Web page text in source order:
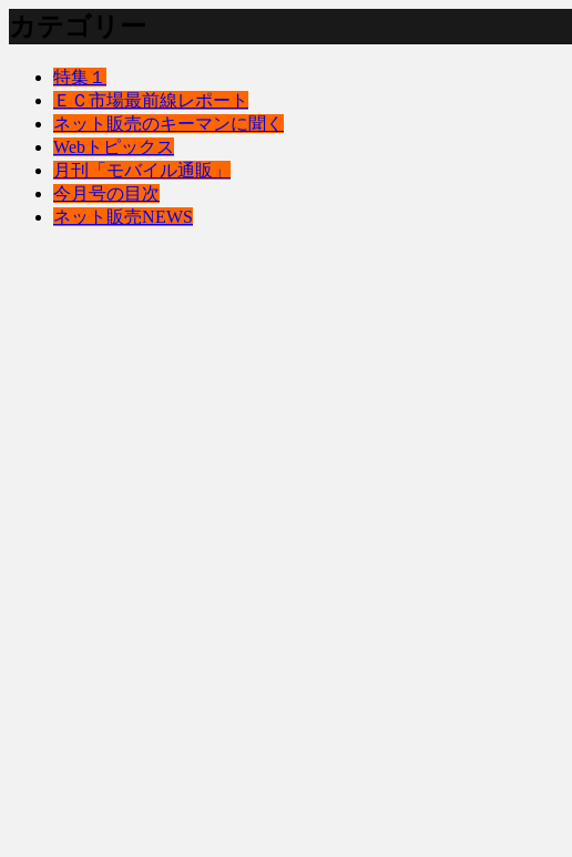
カテゴリー
特集１
ＥＣ市場最前線レポート
ネット販売のキーマンに聞く
Webトピックス
月刊「モバイル通販」
今月号の目次
ネット販売NEWS